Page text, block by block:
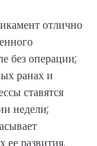
отлично
без операции;
ранах и
ставятся
недели;